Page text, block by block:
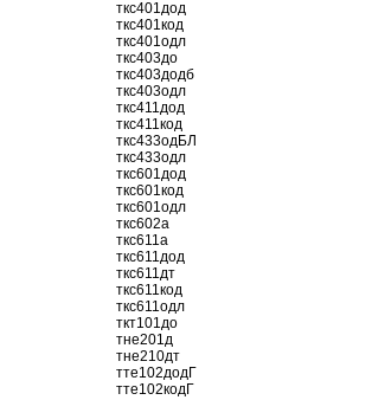
ткс401дод
ткс401код
ткс401одл
ткс403до
ткс403додб
ткс403одл
ткс411дод
ткс411код
ткс433одБЛ
ткс433одл
ткс601дод
ткс601код
ткс601одл
ткс602а
ткс611а
ткс611дод
ткс611дт
ткс611код
ткс611одл
ткт101до
тне201д
тне210дт
тте102додГ
тте102кодГ